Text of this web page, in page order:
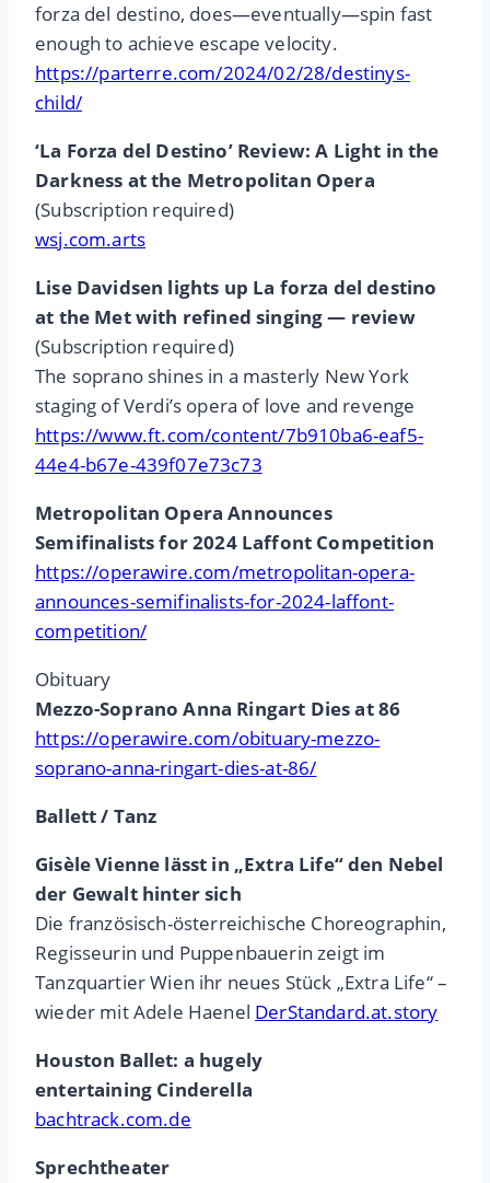
forza del destino, does—eventually—spin fast
enough to achieve escape velocity.
https://parterre.com/2024/02/28/destinys-
child/
‘La Forza del Destino’ Review: A Light in the
Darkness at the Metropolitan Opera
(Subscription required)
wsj.com.arts
Lise Davidsen lights up La forza del destino
at the Met with refined singing — review
(Subscription required)
The soprano shines in a masterly New York
staging of Verdi’s opera of love and revenge
https://www.ft.com/content/7b910ba6-eaf5-
44e4-b67e-439f07e73c73
Metropolitan Opera Announces
Semifinalists for 2024 Laffont Competition
https://operawire.com/metropolitan-opera-
announces-semifinalists-for-2024-laffont-
competition/
Obituary
Mezzo-Soprano Anna Ringart Dies at 86
https://operawire.com/obituary-mezzo-
soprano-anna-ringart-dies-at-86/
Ballett / Tanz
Gisèle Vienne lässt in „Extra Life“ den Nebel
der Gewalt hinter sich
Die französisch-österreichische Choreographin,
Regisseurin und Puppenbauerin zeigt im
Tanzquartier Wien ihr neues Stück „Extra Life“ –
wieder mit Adele Haenel DerStandard.at.story
Houston Ballet: a hugely
entertaining Cinderella
bachtrack.com.de
Sprechtheater